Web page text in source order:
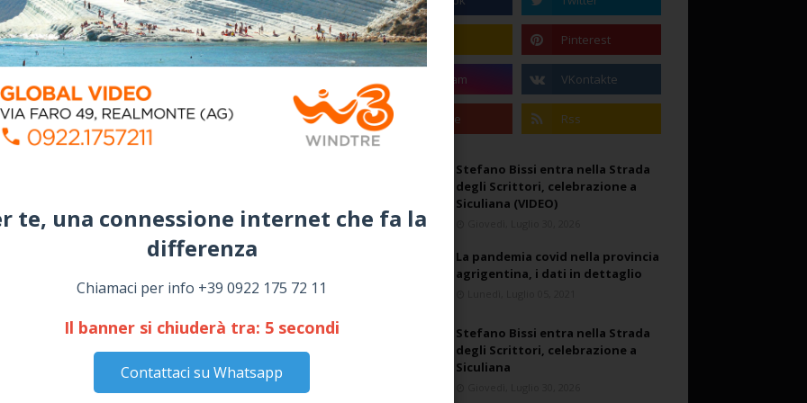
te, una connessione internet che fa la
differenza​
Chiamaci per info +39 0922 175 72 11
Il banner si chiuderà tra: 4 secondi
Contattaci su Whatsapp
Stefano Bissi entra nella Strada
degli Scrittori, celebrazione a
Siculiana (VIDEO)
La pandemia covid nella provincia
agrigentina, i dati in dettaglio
Stefano Bissi entra nella Strada
degli Scrittori, celebrazione a
Siculiana